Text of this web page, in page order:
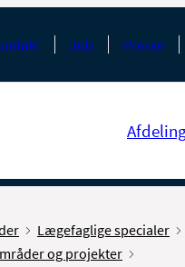
Job Presse
Lægefaglige specialer
og projekter